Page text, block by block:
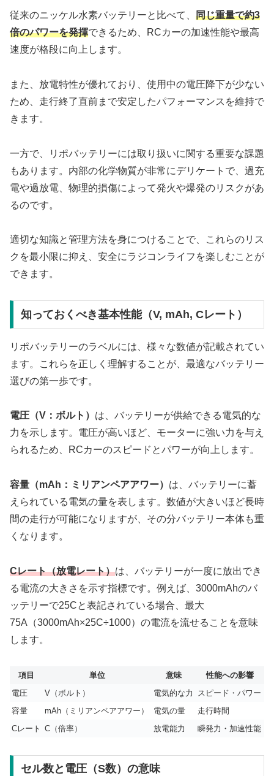
従来のニッケル水素バッテリーと比べて、 同じ重量で約3
倍のパワーを発揮できるため、RCカーの加速性能や最高
速度が格段に向上します。
また、放電特性が優れており、使用中の電圧降下が少ない
ため、走行終了直前まで安定したパフォーマンスを維持で
きます。
一方で、リポバッテリーには取り扱いに関する重要な課題
もあります。内部の化学物質が非常にデリケートで、過充
電や過放電、物理的損傷によって発火や爆発のリスクがあ
るのです。
適切な知識と管理方法を身につけることで、これらのリス
クを最小限に抑え、安全にラジコンライフを楽しむことが
できます。
知っておくべき基本性能（V, mAh, Cレート）
リポバッテリーのラベルには、様々な数値が記載されてい
ます。これらを正しく理解することが、最適なバッテリー
選びの第一歩です。
電圧（V：ボルト） は、バッテリーが供給できる電気的な
力を示します。電圧が高いほど、モーターに強い力を与え
られるため、RCカーのスピードとパワーが向上します。
容量（mAh：ミリアンペアアワー） は、バッテリーに蓄
えられている電気の量を表します。数値が大きいほど長時
間の走行が可能になりますが、その分バッテリー本体も重
くなります。
Cレート（放電レート）は、バッテリーが一度に放出でき
る電流の大きさを示す指標です。例えば、3000mAhのバ
ッテリーで25Cと表記されている場合、最大
75A（3000mAh×25C÷1000）の電流を流せることを意味
します。
項目 単位 意味
性能への影響
電圧
V（ボルト） 電気的な力
スピード・パワー
容量
mAh（ミリアンペアアワー） 電気の量
走行時間
Cレート C（倍率） 放電能力 瞬発力・加速性能
セル数と電圧（S数）の意味